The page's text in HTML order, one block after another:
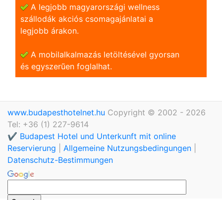
A legjobb magyarországi wellness
szállodák akciós csomagajánlatai a
legjobb árakon.
A mobilalkalmazás letöltésével gyorsan
és egyszerũen foglalhat.
www.budapesthotelnet.hu Copyright © 2002 - 2026
Tel: +36 (1) 227-9614
✔️ Budapest Hotel und Unterkunft mit online
Reservierung
Allgemeine Nutzungsbedingungen
Datenschutz-Bestimmungen